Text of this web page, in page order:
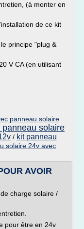
(à monter en
de ce kit
principe "plug &
V CA (en utilisant
panneau solaire
solaire
/ kit panneau
solaire 24v avec
AVOIR
charge solaire /
pour être en 24v